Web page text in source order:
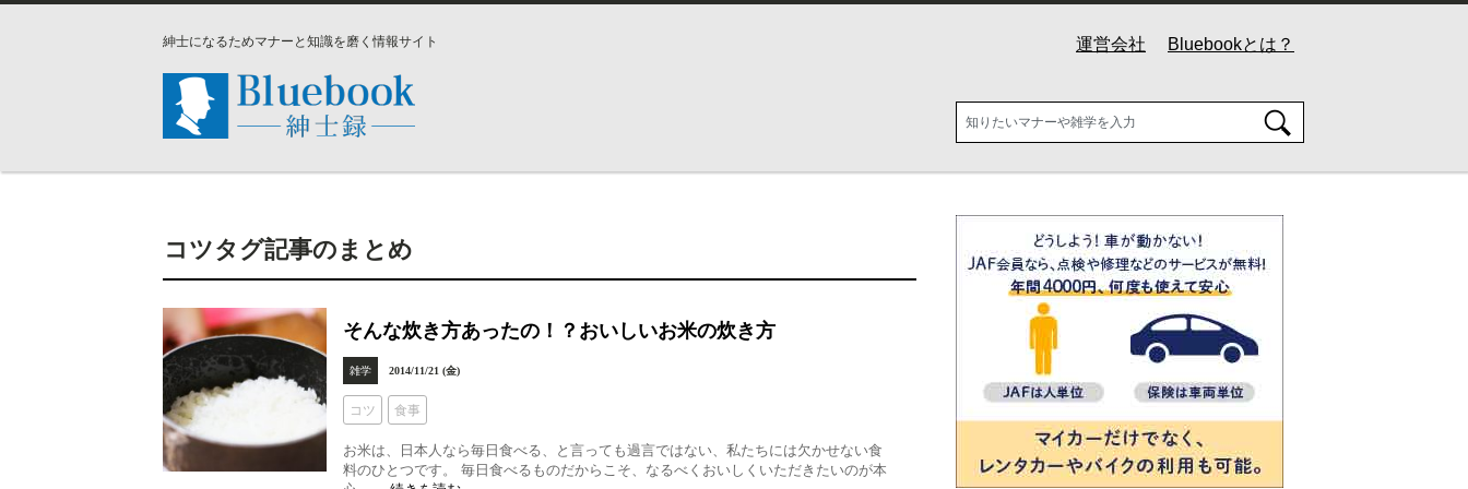
紳士になるためマナーと知識を磨く情報サイト Bluebookとは？
運営会社
コツタグ記事のまとめ
そんな炊き方あったの！？おいしいお米の炊き方
雑学 2014/11/21 (金)
コツ 食事
お米は、日本人なら毎日食べる、と言っても過言ではない、私たちには欠かせない食
料のひとつです。 毎日食べるものだからこそ、なるべくおいしくいただきたいのが本